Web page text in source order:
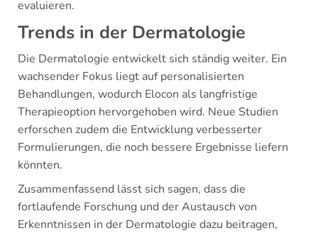
evaluieren.
Trends in der Dermatologie
Die Dermatologie entwickelt sich ständig weiter. Ein
wachsender Fokus liegt auf personalisierten
Behandlungen, wodurch Elocon als langfristige
Therapieoption hervorgehoben wird. Neue Studien
erforschen zudem die Entwicklung verbesserter
Formulierungen, die noch bessere Ergebnisse liefern
könnten.
Zusammenfassend lässt sich sagen, dass die
fortlaufende Forschung und der Austausch von
Erkenntnissen in der Dermatologie dazu beitragen,